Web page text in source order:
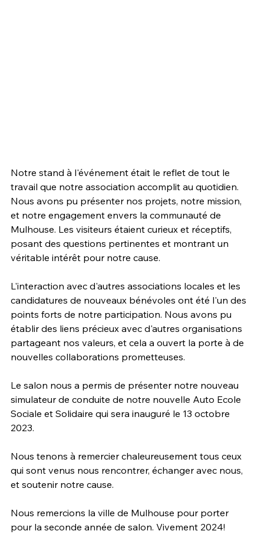
Notre stand à l'événement était le reflet de tout le
travail que notre association accomplit au quotidien.
Nous avons pu présenter nos projets, notre mission,
et notre engagement envers la communauté de
Mulhouse. Les visiteurs étaient curieux et réceptifs,
posant des questions pertinentes et montrant un
véritable intérêt pour notre cause.
L'interaction avec d'autres associations locales et les
candidatures de nouveaux bénévoles ont été l'un des
points forts de notre participation. Nous avons pu
établir des liens précieux avec d'autres organisations
partageant nos valeurs, et cela a ouvert la porte à de
nouvelles collaborations prometteuses.
Le salon nous a permis de présenter notre nouveau
simulateur de conduite de notre nouvelle Auto Ecole
Sociale et Solidaire qui sera inauguré le 13 octobre
2023.
Nous tenons à remercier chaleureusement tous ceux
qui sont venus nous rencontrer, échanger avec nous,
et soutenir notre cause.
Nous remercions la ville de Mulhouse pour porter
pour la seconde année de salon. Vivement 2024!